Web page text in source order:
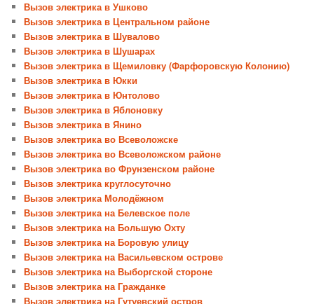
Вызов электрика в Ушково
Вызов электрика в Центральном районе
Вызов электрика в Шувалово
Вызов электрика в Шушарах
Вызов электрика в Щемиловку (Фарфоровскую Колонию)
Вызов электрика в Юкки
Вызов электрика в Юнтолово
Вызов электрика в Яблоновку
Вызов электрика в Янино
Вызов электрика во Всеволожске
Вызов электрика во Всеволожском районе
Вызов электрика во Фрунзенском районе
Вызов электрика круглосуточно
Вызов электрика Молодёжном
Вызов электрика на Белевское поле
Вызов электрика на Большую Охту
Вызов электрика на Боровую улицу
Вызов электрика на Васильевском острове
Вызов электрика на Выборгской стороне
Вызов электрика на Гражданке
Вызов электрика на Гутуевский остров